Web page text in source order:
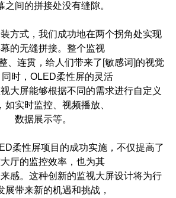
之间的拼接处没有缝隙。
方式，我们成功地在两个拐角处实现
的无缝拼接。整个监视
、连贯，给人们带来了[敏感词]的视觉
时， OLED柔性屏的灵活
大屏能够根据不同的需求进行自定义
如实时监控、视频播放、
数据展示等。
柔性屏项目的成功实施，不仅提高了
厅的监控效率，也为其
感。这种创新的监视大屏设计将为行
展带来新的机遇和挑战，